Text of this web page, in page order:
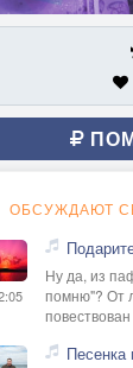
ОБСУЖДАЮТ
Ну да, из
помню"? От
повествован
Песенка